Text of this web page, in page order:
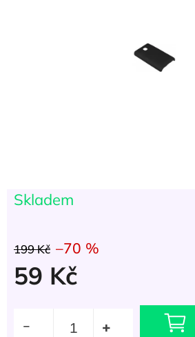
Skladem
199 Kč –70 %
59 Kč